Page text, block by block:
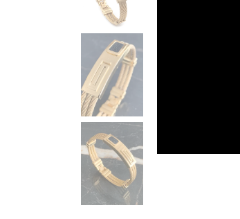
PULSEIRA MAGNÉTICA
PULSEIRA DE SILICONE MASCULINA
KIT PULSEIRA MASCULINA
ANÉIS MASCULINOS
ANÉIS DE AÇO
ANÉIS DE TUGSTÊNIO
ANÉIS MAGNÉTICOS DE COBRE